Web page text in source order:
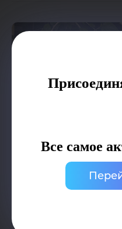
Все самое
Дата публикации: